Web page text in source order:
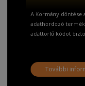
A Kormány döntése
adathordozó
adattörlő kódot
További